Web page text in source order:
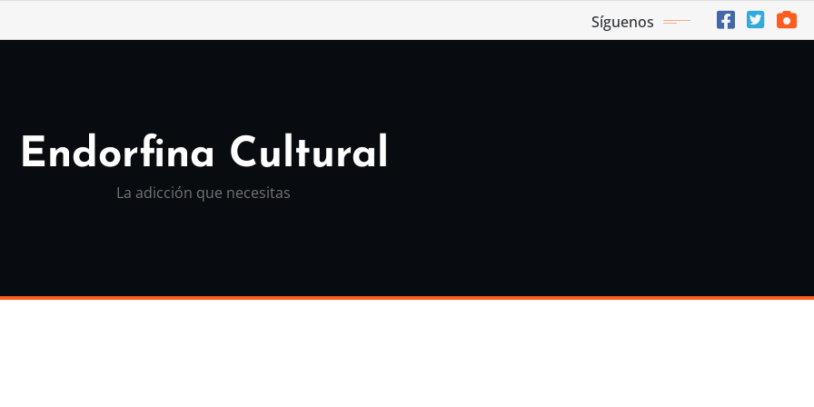
Síguenos
Endorfina Cultural
La adicción que necesitas